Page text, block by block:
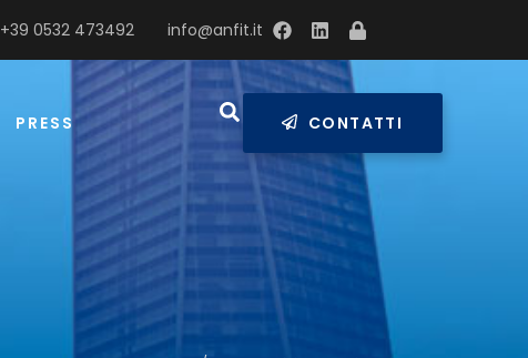
info@anfit.it
+39 0532 473492
PRESS CONTATTI